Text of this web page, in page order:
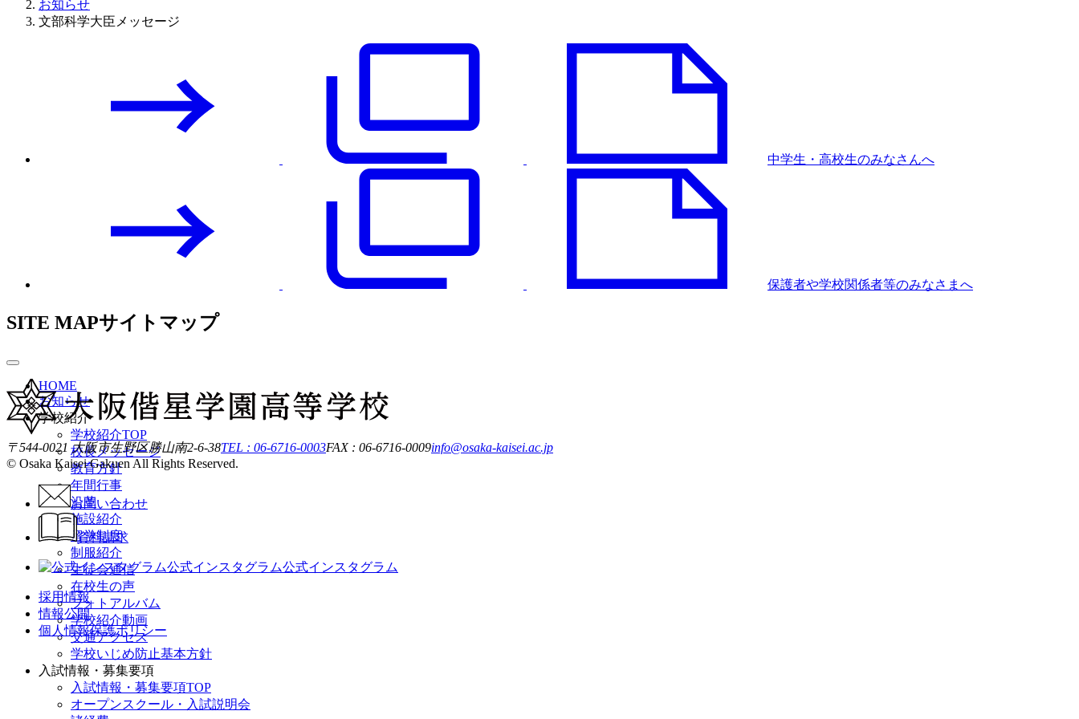
お知らせ
文部科学大臣メッセージ
中学生・高校生のみなさんへ
保護者や学校関係者等のみなさまへ
SITE MAPサイトマップ
HOME
お知らせ
学校紹介
学校紹介TOP
校長メッセージ
教育方針
年間行事
沿革
施設紹介
留学制度
制服紹介
生徒会通信
在校生の声
フォトアルバム
学校紹介動画
交通アクセス
学校いじめ防止基本方針
入試情報・募集要項
入試情報・募集要項TOP
オープンスクール・入試説明会
〒544-0021 大阪市生野区勝山南2-6-38TEL : 06-6716-0003FAX : 06-6716-0009info@osaka-kaisei.ac.jp
© Osaka Kaisei Gakuen All Rights Reserved.
お問い合わせ
資料請求
公式インスタグラム公式インスタグラム
採用情報
情報公開
個人情報保護ポリシー